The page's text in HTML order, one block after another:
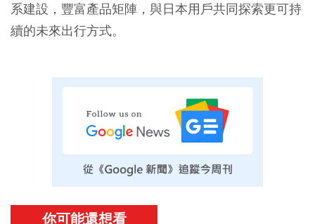
系建設，豐富產品矩陣，與日本用戶共同探索更可持
續的未來出行方式。